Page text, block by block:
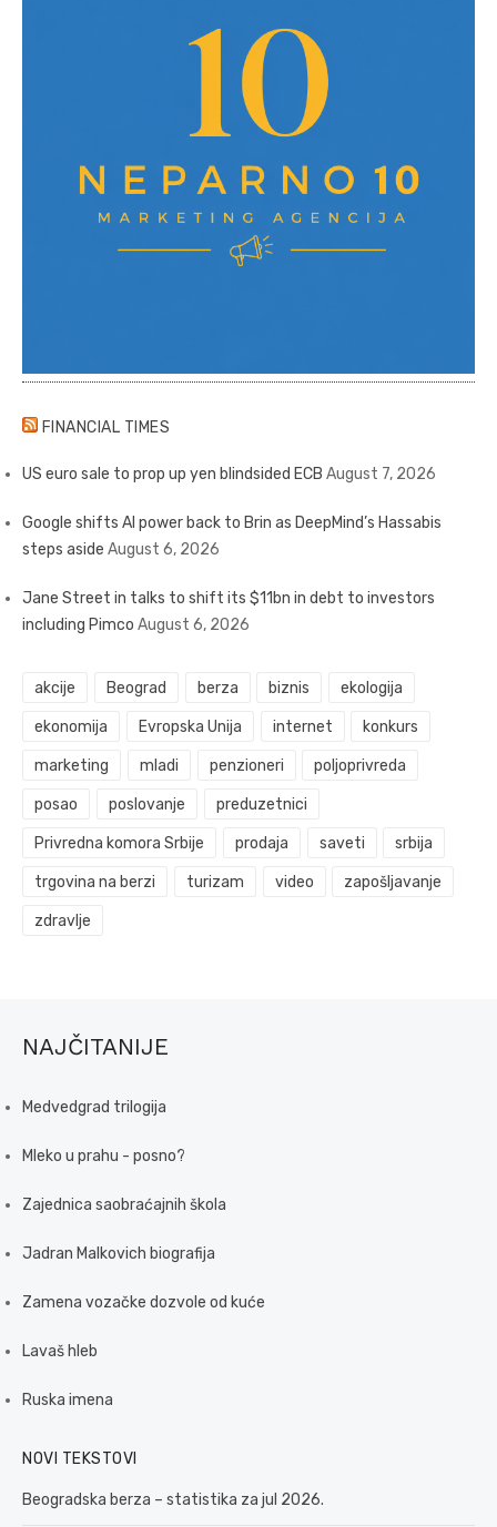
FINANCIAL TIMES
US euro sale to prop up yen blindsided ECB August 7, 2026
Google shifts AI power back to Brin as DeepMind’s Hassabis
steps aside August 6, 2026
Jane Street in talks to shift its $11bn in debt to investors
including Pimco August 6, 2026
akcije Beograd berza biznis ekologija
ekonomija Evropska Unija internet konkurs
marketing mladi penzioneri poljoprivreda
posao poslovanje preduzetnici
Privredna komora Srbije prodaja saveti srbija
trgovina na berzi turizam video zapošljavanje
zdravlje
NAJČITANIJE
Medvedgrad trilogija
Mleko u prahu - posno?
Zajednica saobraćajnih škola
Jadran Malkovich biografija
Zamena vozačke dozvole od kuće
Lavaš hleb
Ruska imena
NOVI TEKSTOVI
Beogradska berza – statistika za jul 2026.